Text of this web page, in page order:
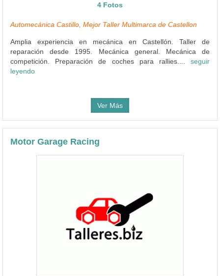
4 Fotos
Automecánica Castillo, Mejor Taller Multimarca de Castellon
Amplia experiencia en mecánica en Castellón. Taller de
reparación desde 1995. Mecánica general. Mecánica de
competición. Preparación de coches para rallies.... seguir
leyendo
Ver Más
Motor Garage Racing